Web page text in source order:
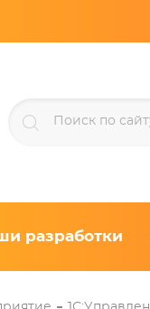
разработки